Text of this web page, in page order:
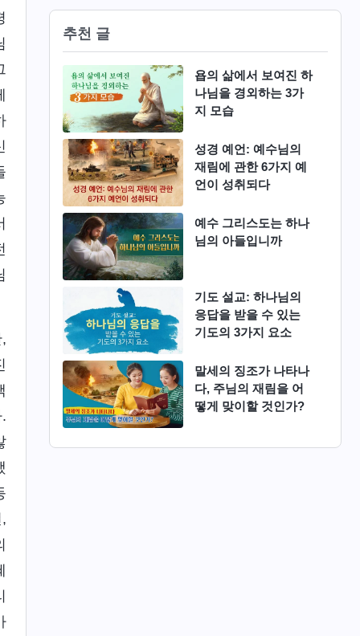
추천 글
욥의 삶에서 보여진 하
나님을 경외하는 3가
지 모습
성경 예언: 예수님의
재림에 관한 6가지 예
언이 성취되다
예수 그리스도는 하나
님의 아들입니까
기도 설교: 하나님의
응답을 받을 수 있는
기도의 3가지 요소
말세의 징조가 나타나
다, 주님의 재림을 어
떻게 맞이할 것인가?